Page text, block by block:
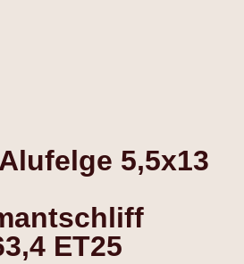
5,5x13
ET25